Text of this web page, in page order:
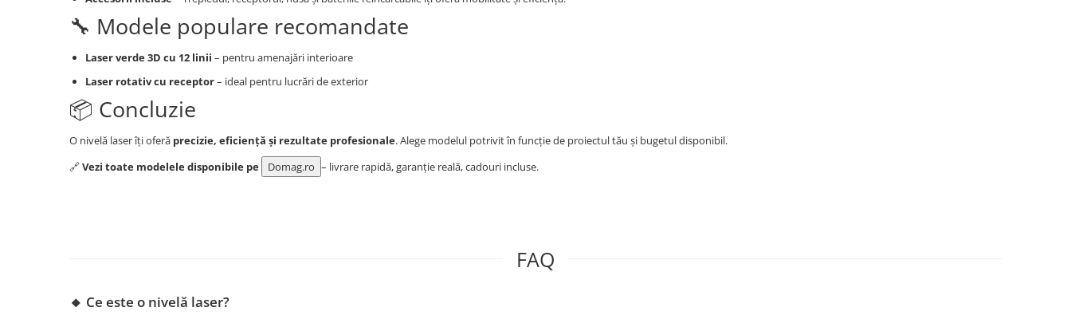
Scule pentru grădină
Suflantă frunze
Suporturi laptop
Tirbușoane și deschizătoare de
Trusă tubulare
🔧 Modele populare recomandate
Laser verde 3D cu 12 linii – pentru amenajări interioare
Laser rotativ cu receptor– ideal pentru lucrări de exterior
📦 Concluzie
O nivelă laser îți oferă precizie, eficiență și rezultate profesionale. Alege modelul potrivit în funcție de proiectul tău și bugetul disponibil.
🔗Vezi toate modelele disponibile pe Domag.ro – livrare rapidă, garanție reală, cadouri incluse.
FAQ
🔸 Ce este o nivelă laser?